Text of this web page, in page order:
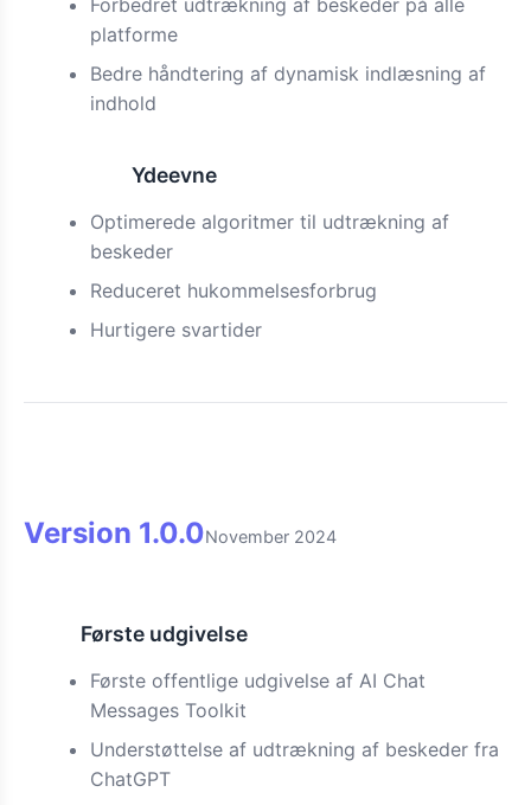
Forbedret udtrækning af beskeder på alle
platforme
Bedre håndtering af dynamisk indlæsning af
indhold
Ydeevne
Optimerede algoritmer til udtrækning af
beskeder
Reduceret hukommelsesforbrug
Hurtigere svartider
Version 1.0.0November 2024
Første udgivelse
Første offentlige udgivelse af AI Chat
Messages Toolkit
Understøttelse af udtrækning af beskeder fra
ChatGPT